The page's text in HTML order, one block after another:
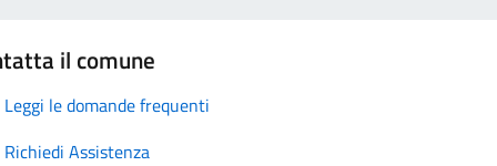
il comune
Leggi le domande frequenti
Richiedi Assistenza